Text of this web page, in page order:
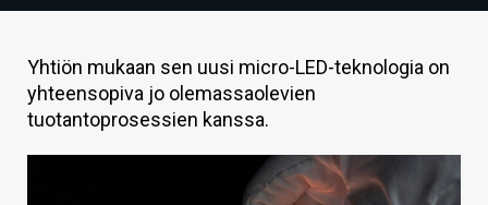
TIETOA
HINTA.FI
Yhtiön mukaan sen uusi micro-LED-teknologia on
yhteensopiva jo olemassaolevien
tuotantoprosessien kanssa.